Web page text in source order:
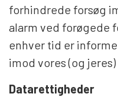
forhindrede forsøg
alarm ved forøgede
enhver tid er
imod vores (og
Datarettigheder